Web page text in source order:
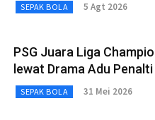
SEPAK BOLA 5 Agt 2026
PSG Juara Liga
lewat Drama Adu Penalti
SEPAK BOLA 31 Mei 2026